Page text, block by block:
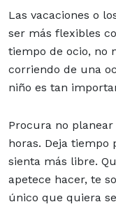
Las vacaciones o
ser más flexibles
tiempo de ocio, no
corriendo de una
niño es tan
Procura no
horas. Deja tiempo
sienta más libre.
apetece hacer, te
único que quiera